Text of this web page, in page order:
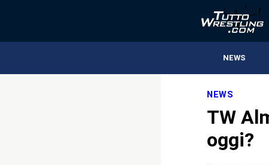
NEWS
NEWS
TW
oggi?